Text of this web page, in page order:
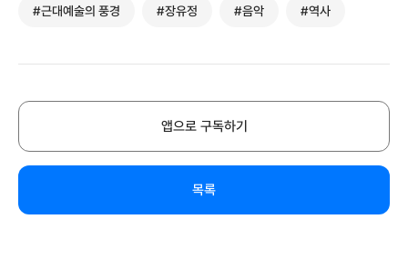
#근대예술의 풍경 #장유정 #음악 #역사
앱으로 구독하기
목록